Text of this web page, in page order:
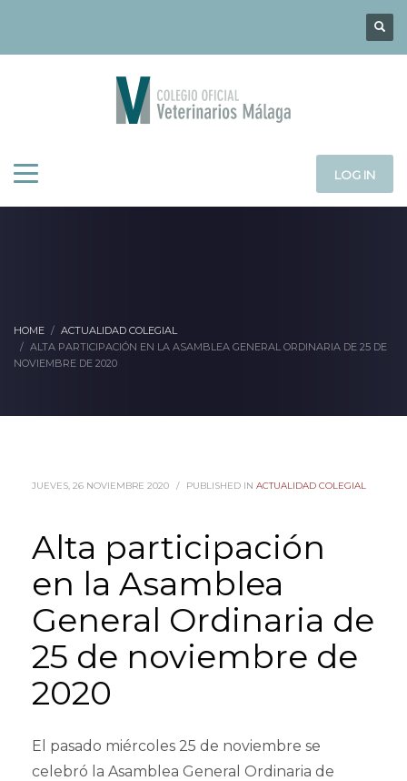
LOG IN
HOME
ACTUALIDAD COLEGIAL
ALTA PARTICIPACIÓN EN LA ASAMBLEA GENERAL ORDINARIA DE 25 DE
NOVIEMBRE DE 2020
JUEVES, 26 NOVIEMBRE 2020 / PUBLISHED IN ACTUALIDAD COLEGIAL
Alta participación
en la Asamblea
General Ordinaria de
25 de noviembre de
2020
El pasado miércoles 25 de noviembre se
celebró la Asamblea General Ordinaria de